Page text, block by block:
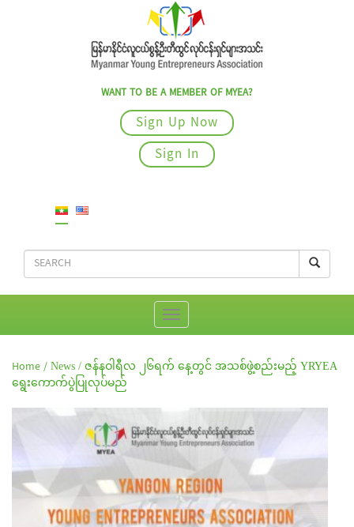
WANT TO BE A MEMBER OF MYEA?
Sign Up Now
Sign In
Home / News / ဇန်နဝါရီလ ၂၆ရက် နေ့တွင် အသစ်ဖွဲ့စည်းမည့် YRYEA
ရွေးကောက်ပွဲပြုလုပ်မည်